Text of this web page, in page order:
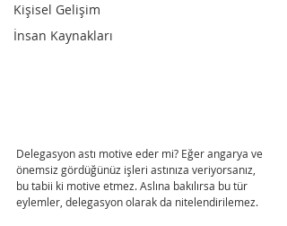
Kişisel Gelişim
İnsan Kaynakları
Delegasyon astı motive eder mi? Eğer angarya ve
önemsiz gördüğünüz işleri astınıza veriyorsanız,
bu tabii ki motive etmez. Aslına bakılırsa bu tür
eylemler, delegasyon olarak da nitelendirilemez.